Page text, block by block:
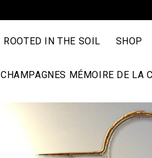
ROOTED IN THE SOIL SHOP
CHAMPAGNES MÉMOIRE DE LA